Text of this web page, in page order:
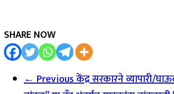
SHARE NOW
← Previousकेंद्र सरकारने व्यापारी/